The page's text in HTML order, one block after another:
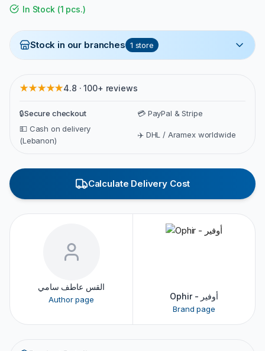
In Stock(1 pcs.)
Stock in our branches 1 store
★★★★★4.8 · 100+ reviews
🔒Secure checkout
💳 PayPal & Stripe
💵 Cash on delivery
(Lebanon)
✈️ DHL / Aramex worldwide
Calculate Delivery Cost
القس عاطف سامي
Author page Ophir - أوفير
Brand page